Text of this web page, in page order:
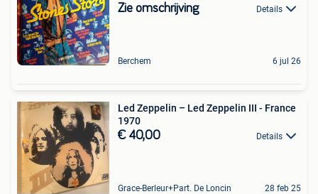
Zie omschrijving Details
Berchem 6 jul 26
Led Zeppelin – Led Zeppelin III - France
1970
€ 40,00 Details
Grace-Berleur+Part. De Loncin 28 feb 25